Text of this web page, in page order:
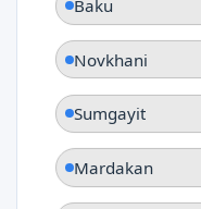
Baku
Novkhani
Sumgayit
Mardakan